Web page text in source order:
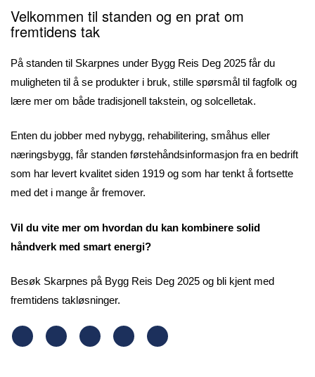
Velkommen til standen og en prat om
fremtidens tak
På standen til Skarpnes under Bygg Reis Deg 2025 får du
muligheten til å se produkter i bruk, stille spørsmål til fagfolk og
lære mer om både tradisjonell takstein, og solcelletak.
Enten du jobber med nybygg, rehabilitering, småhus eller
næringsbygg, får standen førstehåndsinformasjon fra en bedrift
som har levert kvalitet siden 1919 og som har tenkt å fortsette
med det i mange år fremover.
Vil du vite mer om hvordan du kan kombinere solid
håndverk med smart energi?
Besøk Skarpnes på Bygg Reis Deg 2025 og bli kjent med
fremtidens takløsninger.